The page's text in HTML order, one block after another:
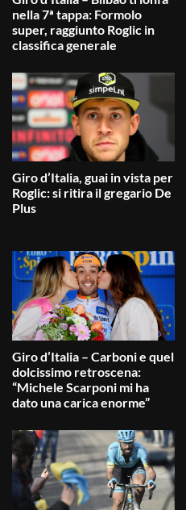
nella 7ª tappa: Formolo
super, raggiunto Roglic in
classifica generale
Giro d’Italia, guai in vista per
Roglic: si ritira il gregario De
Plus
Giro d’Italia – Carboni e quel
dolcissimo retroscena:
“Michele Scarponi mi ha
dato una carica enorme”